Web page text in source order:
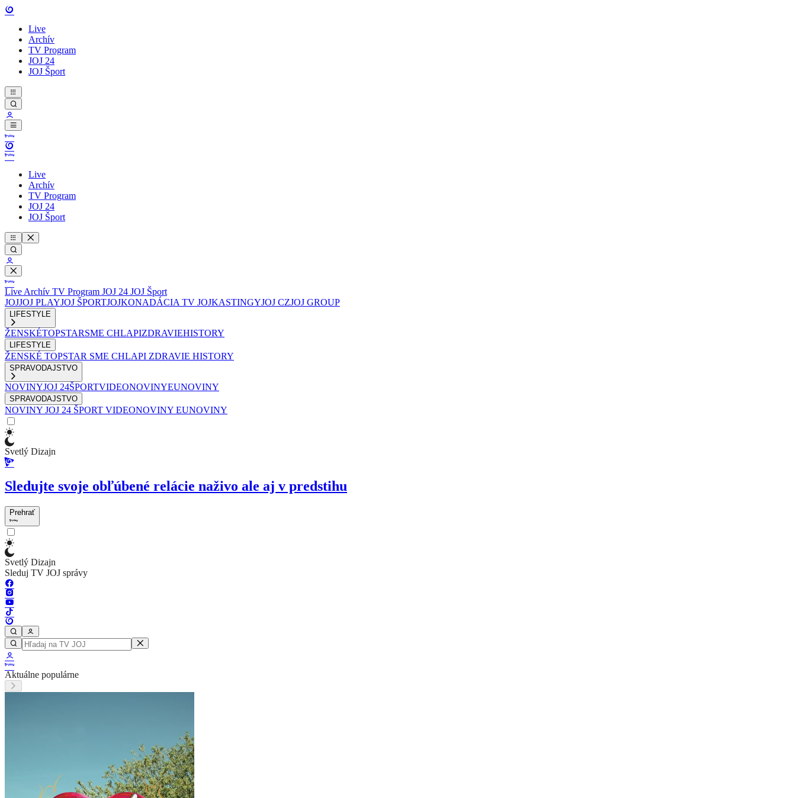
Live
Archív
TV Program
JOJ 24
JOJ Šport
Live
Archív
TV Program
JOJ 24
JOJ Šport
Live Archív TV Program JOJ 24 JOJ Šport
JOJJOJ PLAYJOJ ŠPORTJOJKONADÁCIA TV JOJKASTINGYJOJ CZJOJ GROUP
LIFESTYLE
ŽENSKÉTOPSTARSME CHLAPIZDRAVIEHISTORY
LIFESTYLE
ŽENSKÉ TOPSTAR SME CHLAPI ZDRAVIE HISTORY
SPRAVODAJSTVO
NOVINYJOJ 24ŠPORTVIDEONOVINYEUNOVINY
SPRAVODAJSTVO
NOVINY JOJ 24 ŠPORT VIDEONOVINY EUNOVINY
Svetlý Dizajn
Sledujte svoje obľúbené relácie naživo ale aj v predstihu
Prehrať
Svetlý Dizajn
Sleduj TV JOJ správy
Aktuálne populárne